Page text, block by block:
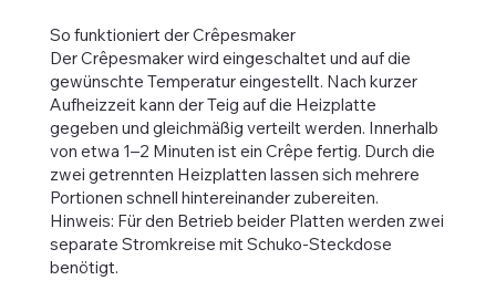
So funktioniert der Crêpesmaker
Der Crêpesmaker wird eingeschaltet und auf die
gewünschte Temperatur eingestellt. Nach kurzer
Aufheizzeit kann der Teig auf die Heizplatte
gegeben und gleichmäßig verteilt werden. Innerhalb
von etwa 1–2 Minuten ist ein Crêpe fertig. Durch die
zwei getrennten Heizplatten lassen sich mehrere
Portionen schnell hintereinander zubereiten.
Hinweis: Für den Betrieb beider Platten werden zwei
separate Stromkreise mit Schuko-Steckdose
benötigt.